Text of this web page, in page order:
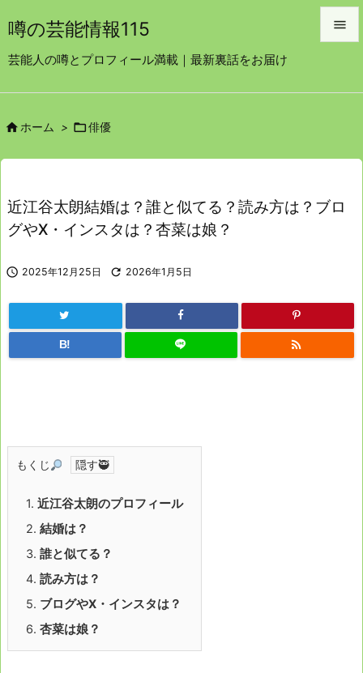
噂の芸能情報115
芸能人の噂とプロフィール満載｜最新裏話をお届け

前へ
次へ
ホーム > 俳優
近江谷太朗結婚は？誰と似てる？読み方は？ブロ
グやⅩ・インスタは？杏菜は娘？
 2025年12月25日  2026年1月5日
B! 
もくじ
1. 近江谷太朗のプロフィール
2. 結婚は？
3. 誰と似てる？
4. 読み方は？
5. ブログやⅩ・インスタは？
6. 杏菜は娘？